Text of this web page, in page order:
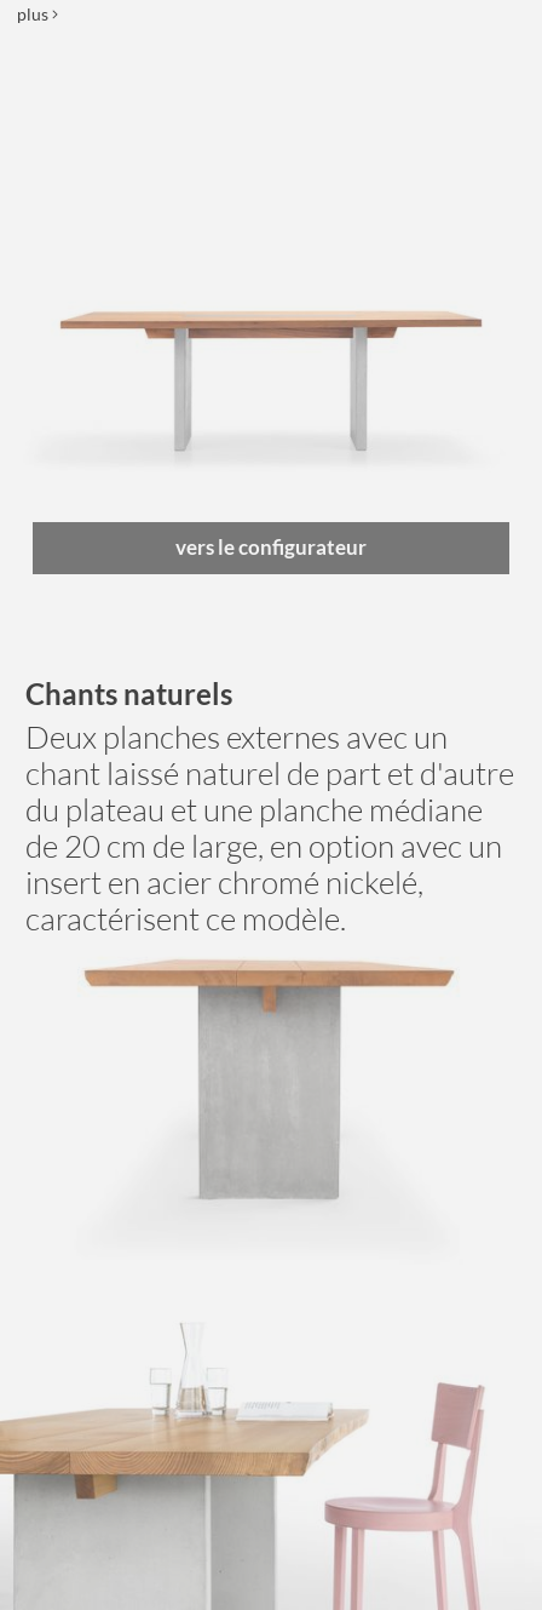
plus
vers le configurateur
Chants naturels
Deux planches externes avec un
chant laissé naturel de part et d'autre
du plateau et une planche médiane
de 20 cm de large, en option avec un
insert en acier chromé nickelé,
caractérisent ce modèle.